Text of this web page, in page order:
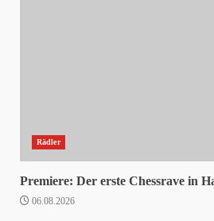
Rädler
Premiere: Der erste Chessrave in
06.08.2026